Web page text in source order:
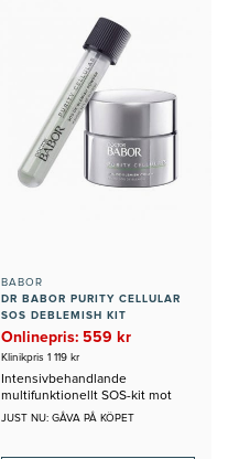
BABOR
DR BABOR PURITY CELLULAR
SOS DEBLEMISH KIT
Onlinepris: 559 kr
Klinikpris 1 119 kr
Intensivbehandlande
multifunktionellt SOS-kit mot
blemmor
JUST NU: GÅVA PÅ KÖPET